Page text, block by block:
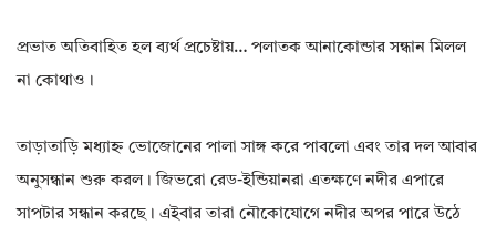
প্রভাত অতিবাহিত হল ব্যর্থ প্রচেষ্টায়… পলাতক আনাকোন্ডার সন্ধান মিলল
না কোথাও।
তাড়াতাড়ি মধ্যাহ্ন ভোজোনের পালা সাঙ্গ করে পাবলো এবং তার দল আবার
অনুসন্ধান শুরু করল। জিভরো রেড-ইন্ডিয়ানরা এতক্ষণে নদীর এপারে
সাপটার সন্ধান করছে। এইবার তারা নৌকোযোগে নদীর অপর পারে উঠে